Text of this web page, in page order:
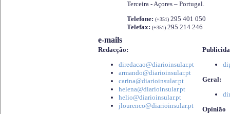
Terceira - Açores – Portugal.
Telefone: (+351) 295 401 050
Telefax: (+351) 295 214 246
e-mails
Redacção:
diredacao@diarioinsular.pt
armando@diarioinsular.pt
carina@diarioinsular.pt
helena@diarioinsular.pt
helio@diarioinsular.pt
jlourenco@diarioinsular.pt
Geral:
Opinião